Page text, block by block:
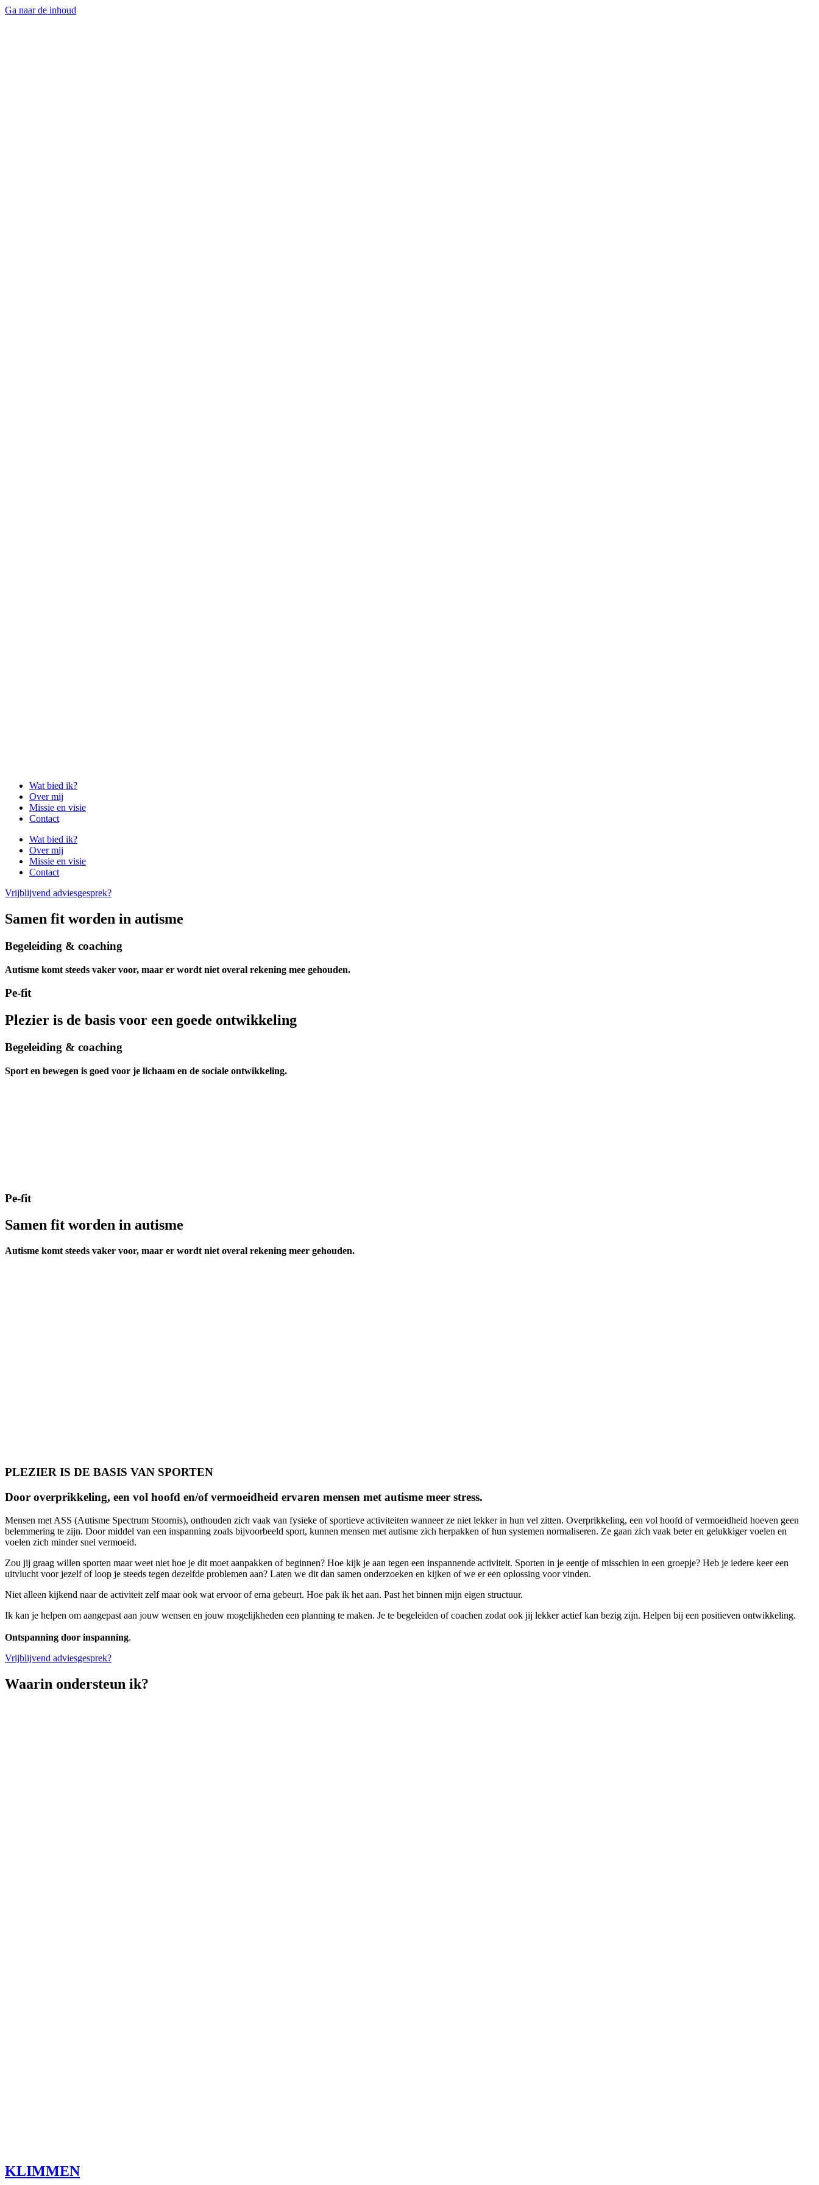
Ga naar de inhoud
Wat bied ik?
Over mij
Missie en visie
Contact
Wat bied ik?
Over mij
Missie en visie
Contact
Vrijblijvend adviesgesprek?
Samen fit worden in autisme
Begeleiding & coaching
Autisme komt steeds vaker voor, maar er wordt niet overal rekening mee gehouden.
Pe-fit
Plezier is de basis voor een goede ontwikkeling
Begeleiding & coaching
Sport en bewegen is goed voor je lichaam en de sociale ontwikkeling.
Pe-fit
Samen fit worden in autisme
Autisme komt steeds vaker voor, maar er wordt niet overal rekening meer gehouden.
PLEZIER IS DE BASIS VAN SPORTEN
Door overprikkeling, een vol hoofd en/of vermoeidheid ervaren mensen met autisme meer stress.
Mensen met ASS (Autisme Spectrum Stoornis), onthouden zich vaak van fysieke of sportieve activiteiten wanneer ze niet lekker in hun vel zitten. Overprikkeling, een vol hoofd of vermoeidheid hoeven geen
belemmering te zijn. Door middel van een inspanning zoals bijvoorbeeld sport, kunnen mensen met autisme zich herpakken of hun systemen normaliseren. Ze gaan zich vaak beter en gelukkiger voelen en
voelen zich minder snel vermoeid.
Zou jij graag willen sporten maar weet niet hoe je dit moet aanpakken of beginnen? Hoe kijk je aan tegen een inspannende activiteit. Sporten in je eentje of misschien in een groepje? Heb je iedere keer een
uitvlucht voor jezelf of loop je steeds tegen dezelfde problemen aan? Laten we dit dan samen onderzoeken en kijken of we er een oplossing voor vinden.
Niet alleen kijkend naar de activiteit zelf maar ook wat ervoor of erna gebeurt. Hoe pak ik het aan. Past het binnen mijn eigen structuur.
Ik kan je helpen om aangepast aan jouw wensen en jouw mogelijkheden een planning te maken. Je te begeleiden of coachen zodat ook jij lekker actief kan bezig zijn. Helpen bij een positieven ontwikkeling.
Ontspanning door inspanning.
Vrijblijvend adviesgesprek?
Waarin ondersteun ik?
KLIMMEN